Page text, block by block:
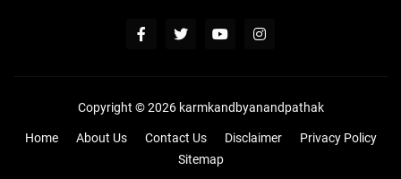
Copyright ©2026 karmkandbyanandpathak
Home About Us Contact Us Disclaimer
Privacy Policy
Sitemap